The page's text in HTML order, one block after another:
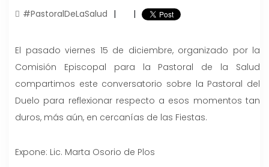
#PastoralDeLaSalud
El pasado viernes 15 de diciembre, organizado por la
Comisión Episcopal para la Pastoral de la Salud
compartimos este conversatorio sobre la Pastoral del
Duelo para reflexionar respecto a esos momentos tan
duros, más aún, en cercanías de las Fiestas.
Expone: Lic. Marta Osorio de Plos